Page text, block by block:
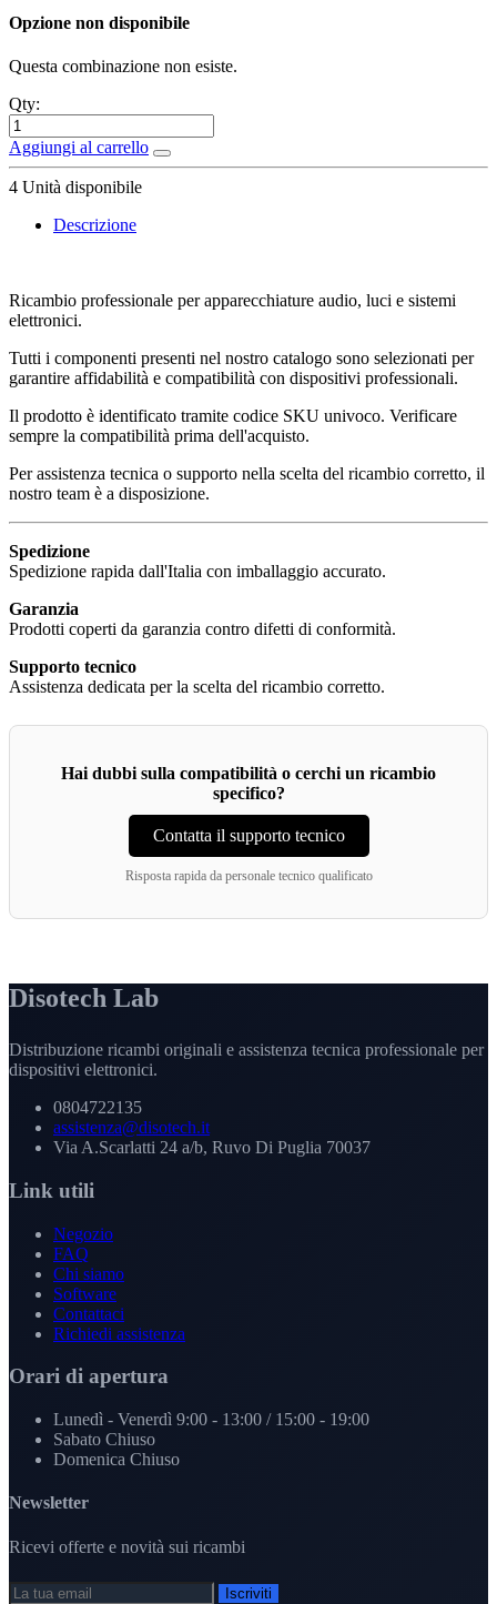
Opzione non disponibile
Questa combinazione non esiste.
Qty:
Aggiungi al carrello
4 Unità disponibile
Descrizione
Ricambio professionale per apparecchiature audio, luci e sistemi
elettronici.
Tutti i componenti presenti nel nostro catalogo sono selezionati per
garantire affidabilità e compatibilità con dispositivi professionali.
Il prodotto è identificato tramite codice SKU univoco. Verificare
sempre la compatibilità prima dell'acquisto.
Per assistenza tecnica o supporto nella scelta del ricambio corretto, il
nostro team è a disposizione.
Spedizione
Spedizione rapida dall'Italia con imballaggio accurato.
Garanzia
Prodotti coperti da garanzia contro difetti di conformità.
Supporto tecnico
Assistenza dedicata per la scelta del ricambio corretto.
Hai dubbi sulla compatibilità o cerchi un ricambio
specifico?
Contatta il supporto tecnico
Risposta rapida da personale tecnico qualificato
Disotech Lab
Distribuzione ricambi originali e assistenza tecnica professionale per
dispositivi elettronici.
0804722135
assistenza@disotech.it
Via A.Scarlatti 24 a/b, Ruvo Di Puglia 70037
Link utili
Negozio
FAQ
Chi siamo
Software
Contattaci
Richiedi assistenza
Orari di apertura
Lunedì - Venerdì 9:00 - 13:00 / 15:00 - 19:00
Sabato Chiuso
Domenica Chiuso
Newsletter
Ricevi offerte e novità sui ricambi
Iscriviti